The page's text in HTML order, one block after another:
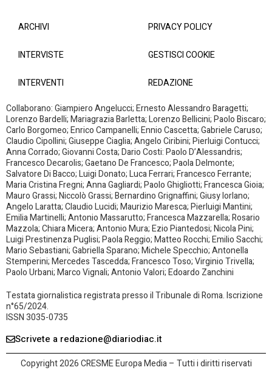
ARCHIVI
INTERVISTE
INTERVENTI
PRIVACY POLICY
GESTISCI COOKIE
REDAZIONE
Collaborano: Giampiero Angelucci; Ernesto Alessandro Baragetti;
Lorenzo Bardelli; Mariagrazia Barletta; Lorenzo Bellicini; Paolo Biscaro;
Carlo Borgomeo; Enrico Campanelli; Ennio Cascetta; Gabriele Caruso;
Claudio Cipollini; Giuseppe Ciaglia; Angelo Ciribini; Pierluigi Contucci;
Anna Corrado; Giovanni Costa; Dario Costi: Paolo D’Alessandris;
Francesco Decarolis; Gaetano De Francesco; Paola Delmonte;
Salvatore Di Bacco; Luigi Donato; Luca Ferrari; Francesco Ferrante;
Maria Cristina Fregni; Anna Gagliardi; Paolo Ghigliotti; Francesca Gioia;
Mauro Grassi; Niccolò Grassi; Bernardino Grignaffini; Giusy Iorlano;
Angelo Laratta; Claudio Lucidi; Maurizio Maresca; Pierluigi Mantini;
Emilia Martinelli; Antonio Massarutto; Francesca Mazzarella; Rosario
Mazzola; Chiara Micera; Antonio Mura; Ezio Piantedosi; Nicola Pini;
Luigi Prestinenza Puglisi; Paola Reggio; Matteo Rocchi; Emilio Sacchi;
Mario Sebastiani; Gabriella Sparano; Michele Specchio; Antonella
Stemperini; Mercedes Tascedda; Francesco Toso; Virginio Trivella;
Paolo Urbani; Marco Vignali; Antonio Valori; Edoardo Zanchini
Testata giornalistica registrata presso il Tribunale di Roma. Iscrizione
n°65/2024.
ISSN 3035-0735
Scrivete a redazione@diariodiac.it
Copyright 2026 CRESME Europa Media – Tutti i diritti riservati